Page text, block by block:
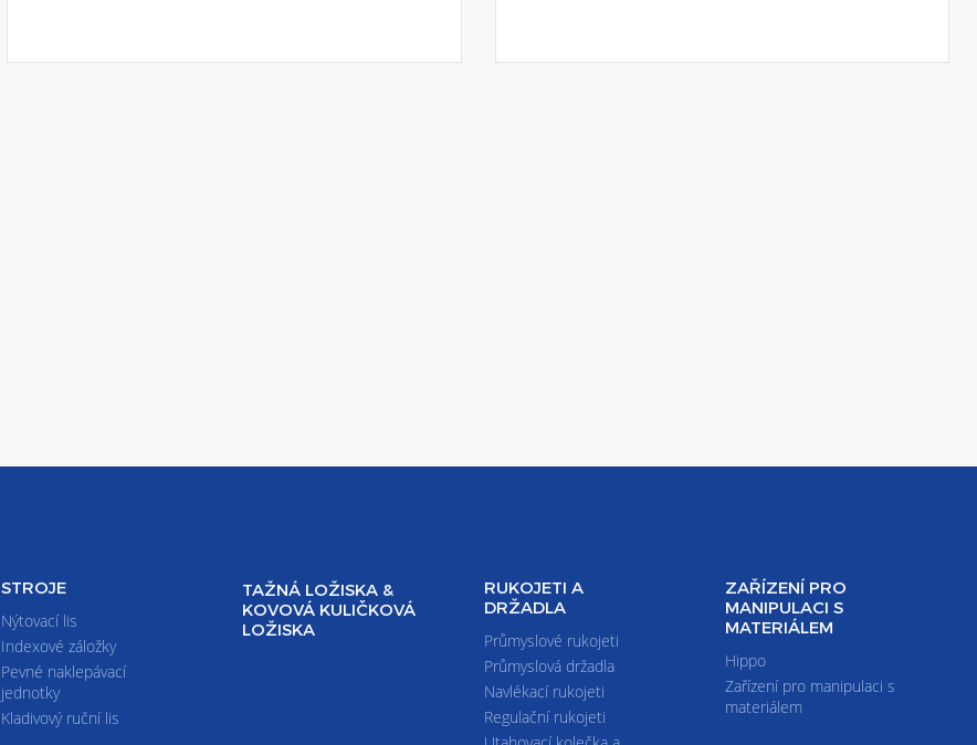
STROJE
Nýtovací lis
Indexové záložky
Pevné naklepávací
jednotky
Kladivový ruční lis
TAŽNÁ LOŽISKA &
KOVOVÁ KULIČKOVÁ
LOŽISKA
RUKOJETI A
DRŽADLA
Průmyslové rukojeti
Průmyslová držadla
Navlékací rukojeti
Regulační rukojeti
ZAŘÍZENÍ PRO
MANIPULACI S
MATERIÁLEM
Hippo
Zařízení pro manipulaci s
materiálem